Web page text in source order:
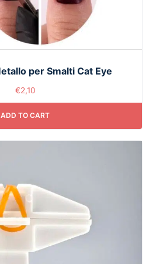
per Smalti Cat Eye
€2,10
ADD TO CART